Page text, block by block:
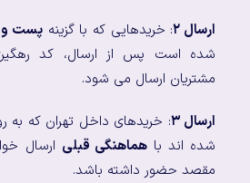
ارسال ۲ : خریدهایی که با گزینه پست و
شده است پس از ارسال، کد
مشتریان ارسال می شود.
ارسال ۳
: خریدهای داخل تهران که به
شده اند باهماهنگی قبلی ارسال
مقصد حضور داشته باشد.